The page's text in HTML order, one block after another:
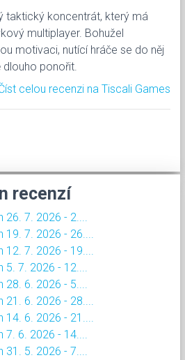
taktický koncentrát, který má
multiplayer. Bohužel
motivaci, nutící hráče se do něj
dlouho ponořit.
celou recenzi na Tiscali Games
recenzí
7. 2026 - 2....
7. 2026 - 26....
7. 2026 - 19....
7. 2026 - 12....
6. 2026 - 5....
6. 2026 - 28....
6. 2026 - 21....
6. 2026 - 14....
5. 2026 - 7....